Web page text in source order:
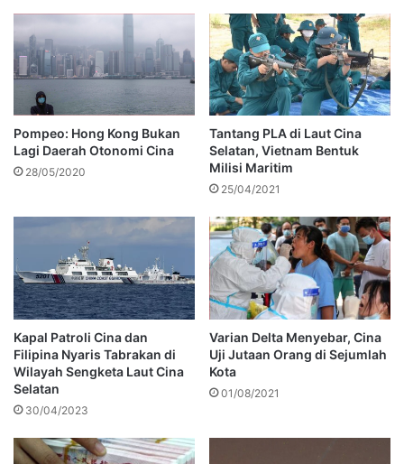
Pompeo: Hong Kong Bukan
Lagi Daerah Otonomi Cina
28/05/2020
Tantang PLA di Laut Cina
Selatan, Vietnam Bentuk
Milisi Maritim
25/04/2021
Kapal Patroli Cina dan
Filipina Nyaris Tabrakan di
Wilayah Sengketa Laut Cina
Selatan
30/04/2023
Varian Delta Menyebar, Cina
Uji Jutaan Orang di Sejumlah
Kota
01/08/2021